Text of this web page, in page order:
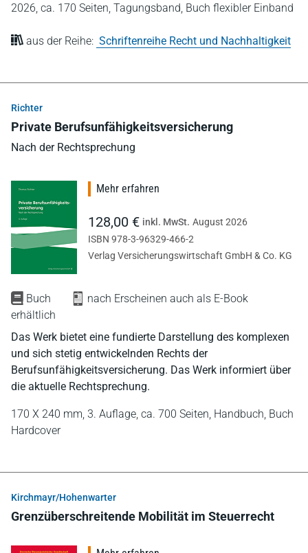
2026, ca. 170 Seiten, Tagungsband, Buch flexibler Einband
aus der Reihe: Schriftenreihe Recht und Nachhaltigkeit
Richter
Private Berufsunfähigkeitsversicherung
Nach der Rechtsprechung
Buch
nach Erscheinen auch als E-Book
erhältlich
Das Werk bietet eine fundierte Darstellung des komplexen
und sich stetig entwickelnden Rechts der
Berufsunfähigkeitsversicherung. Das Werk informiert über
die aktuelle Rechtsprechung.
170 X 240 mm, 3. Auflage, ca. 700 Seiten, Handbuch, Buch
Hardcover
Mehr erfahren
128,00 € inkl. MwSt. August 2026
ISBN 978-3-96329-466-2
Verlag Versicherungswirtschaft GmbH & Co. KG
Kirchmayr/Hohenwarter
Grenzüberschreitende Mobilität im Steuerrecht